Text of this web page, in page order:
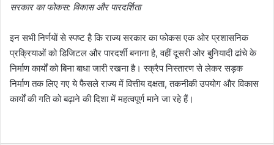
सरकार का फोकस: विकास और पारदर्शिता
इन सभी निर्णयों से स्पष्ट है कि राज्य सरकार का फोकस एक ओर प्रशासनिक
प्रक्रियाओं को डिजिटल और पारदर्शी बनाना है, वहीं दूसरी ओर बुनियादी ढांचे के
निर्माण कार्यों को बिना बाधा जारी रखना है। स्क्रैप निस्तारण से लेकर सड़क
निर्माण तक लिए गए ये फैसले राज्य में वित्तीय दक्षता, तकनीकी उपयोग और विकास
कार्यों की गति को बढ़ाने की दिशा में महत्वपूर्ण माने जा रहे हैं।